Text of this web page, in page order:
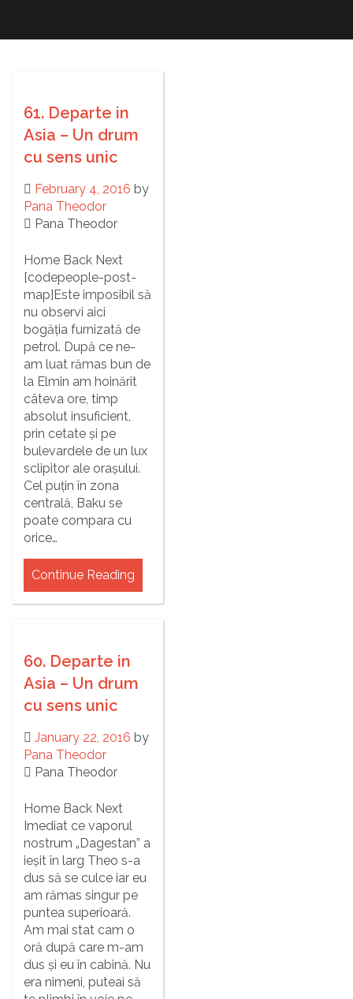
content
61. Departe in
Asia – Un drum
cu sens unic
February 4, 2016 by
Pana Theodor
Pana Theodor
Home Back Next
[codepeople-post-
map]Este imposibil să
nu observi aici
bogăția furnizată de
petrol. După ce ne-
am luat rămas bun de
la Elmin am hoinărit
câteva ore, timp
absolut insuficient,
prin cetate și pe
bulevardele de un lux
sclipitor ale orașului.
Cel puțin în zona
centrală, Baku se
poate compara cu
orice…
Continue Reading
60. Departe in
Asia – Un drum
cu sens unic
January 22, 2016 by
Pana Theodor
Pana Theodor
Home Back Next
Imediat ce vaporul
nostrum „Dagestan” a
ieșit în larg Theo s-a
dus să se culce iar eu
am rămas singur pe
puntea superioară.
Am mai stat cam o
oră după care m-am
dus și eu în cabină. Nu
era nimeni, puteai să